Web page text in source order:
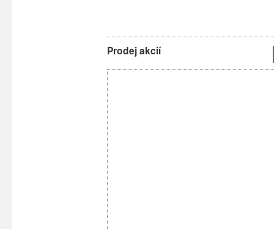
Prodej akcií